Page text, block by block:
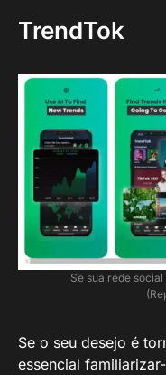
TrendTok
Se sua rede
Se o seu desejo é
essencial